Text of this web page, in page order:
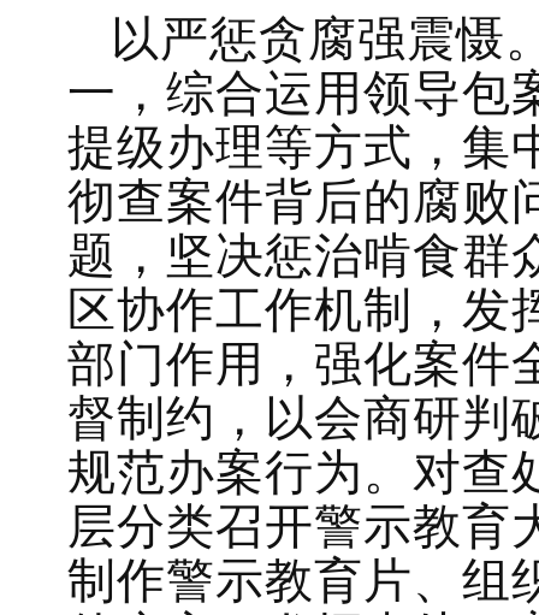
以严惩贪腐强震慑
一，综合运用领导包
提级办理等方式，集
彻查案件背后的腐败
题，坚决惩治啃食群
区协作工作机制，发
部门作用，强化案件
督制约，以会商研判
规范办案行为。对查
层分类召开警示教育
制作警示教育片、组